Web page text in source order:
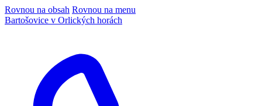
Rovnou na obsah Rovnou na menu
Bartošovice v Orlických horách